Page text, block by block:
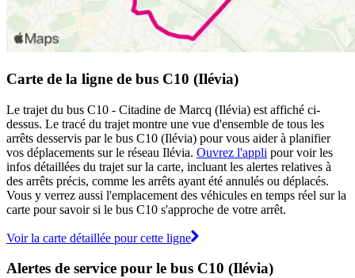
Carte de la ligne de bus C10 (Ilévia)
Le trajet du bus C10 - Citadine de Marcq (Ilévia) est affiché ci-
dessus. Le tracé du trajet montre une vue d'ensemble de tous les
arrêts desservis par le bus C10 (Ilévia) pour vous aider à planifier
vos déplacements sur le réseau Ilévia. Ouvrez l'appli pour voir les
infos détaillées du trajet sur la carte, incluant les alertes relatives à
des arrêts précis, comme les arrêts ayant été annulés ou déplacés.
Vous y verrez aussi l'emplacement des véhicules en temps réel sur la
carte pour savoir si le bus C10 s'approche de votre arrêt.
Voir la carte détaillée pour cette ligne
Alertes de service pour le bus C10 (Ilévia)